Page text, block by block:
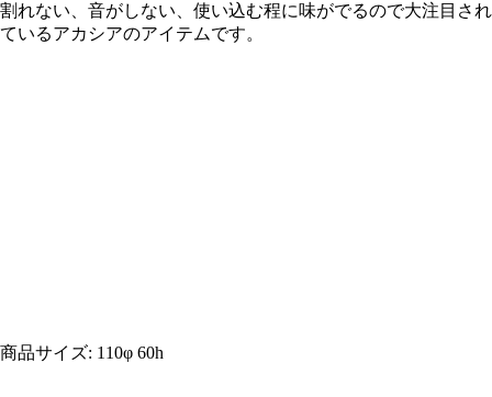
割れない、音がしない、使い込む程に味がでるので大注目され
ているアカシアのアイテムです。
商品サイズ: 110φ 60h